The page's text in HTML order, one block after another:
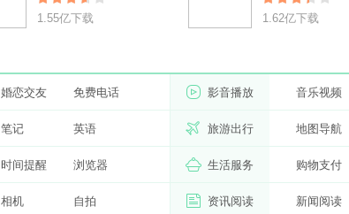
1.55亿下载 1.62亿下载
婚恋交友 免费电话 影音播放 音乐视频
笔记 英语 旅游出行 地图导航
时间提醒 浏览器 生活服务 购物支付
相机 自拍 资讯阅读 新闻阅读